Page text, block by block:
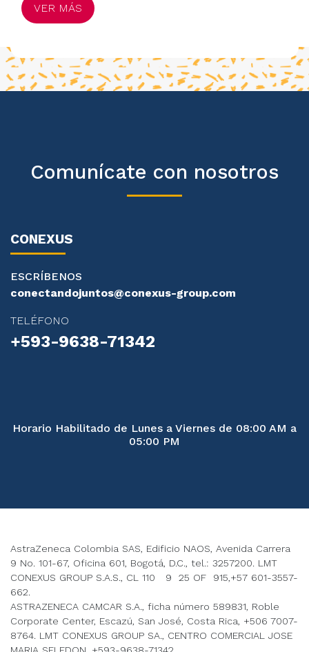
VER MÁS
Comunícate con nosotros
CONEXUS
ESCRÍBENOS
conectandojuntos@conexus-group.com
TELÉFONO
+593-9638-71342
Horario Habilitado de Lunes a Viernes de 08:00 AM a
05:00 PM
AstraZeneca Colombia SAS, Edificio NAOS, Avenida Carrera
9 No. 101-67, Oficina 601, Bogotá, D.C., tel.: 3257200. LMT
CONEXUS GROUP S.A.S., CL 110 9 25 OF 915,+57 601-3557-
662.
ASTRAZENECA CAMCAR S.A., ficha número 589831, Roble
Corporate Center, Escazú, San José, Costa Rica, +506 7007-
8764. LMT CONEXUS GROUP SA., CENTRO COMERCIAL JOSE
MARIA SELEDON, +593-9638-71342.